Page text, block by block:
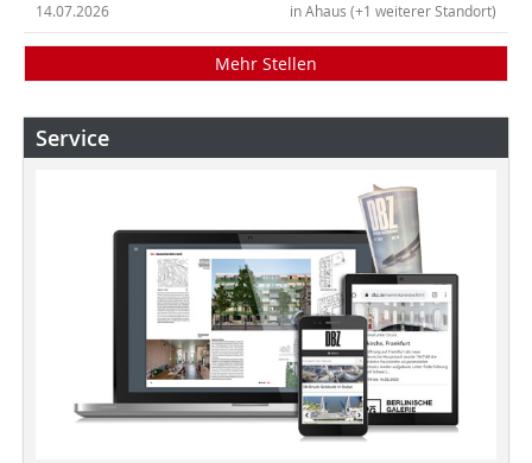
in Ahaus (+1 weiterer Standort)
14.07.2026
Mehr Stellen
Service